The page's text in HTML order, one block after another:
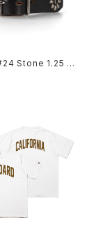
Stone 1.25 W